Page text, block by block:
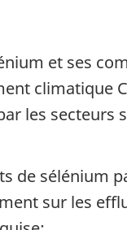
et ses
climatique
les secteurs
de sélénium
sur les